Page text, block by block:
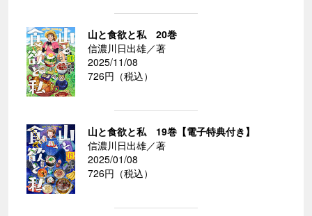
山と食欲と私 20巻
信濃川日出雄／著
2025/11/08
726円（税込）
山と食欲と私 19巻【電子特典付き】
信濃川日出雄／著
2025/01/08
726円（税込）